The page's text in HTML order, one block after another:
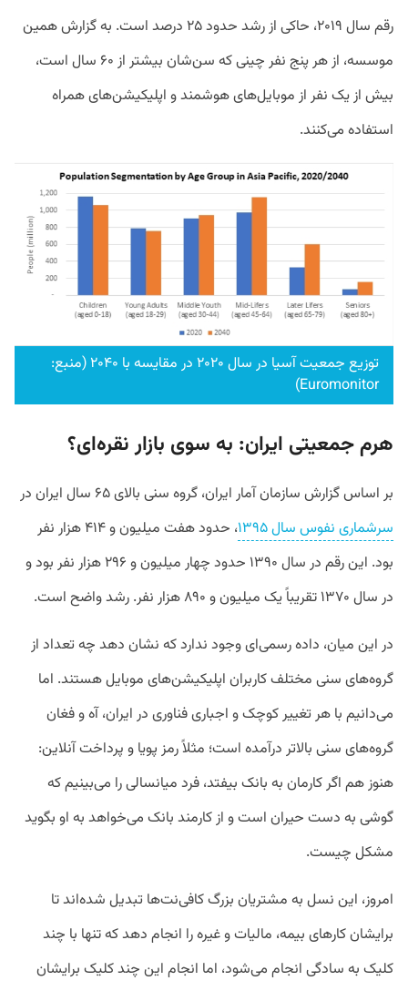
رقم سال ۲۰۱۹، حاکی از رشد حدود ۲۵ درصد است. به گزارش همین
موسسه، از هر پنج نفر چینی که سن‌شان بیشتر از ۶۰ سال است،
بیش از یک نفر از موبایل‌های هوشمند و اپلیکیشن‌های همراه
استفاده می‌کنند.
توزیع جمعیت آسیا در سال ۲۰۲۰ در مقایسه با ۲۰۴۰ (منبع:
Euromonitor)
هرم جمعیتی ایران: به سوی بازار نقره‌ای؟
بر اساس گزارش سازمان آمار ایران، گروه سنی بالای ۶۵ سال ایران در
سرشماری نفوس سال ۱۳۹۵
، حدود هفت میلیون و ۴۱۴ هزار نفر
بود. این رقم در سال ۱۳۹۰ حدود چهار میلیون و ۲۹۶ هزار نفر بود و
در سال ۱۳۷۰ تقریباً یک میلیون و ۸۹۰ هزار نفر. رشد واضح است.
در این میان، داده رسمی‌ای وجود ندارد که نشان دهد چه تعداد از
گروه‌های سنی مختلف کاربران اپلیکیشن‌های موبایل هستند. اما
می‌دانیم با هر تغییر کوچک و اجباری فناوری در ایران، آه و فغان
گروه‌های سنی بالاتر درآمده است؛ مثلاً رمز پویا و پرداخت آنلاین:
هنوز هم اگر کارمان به بانک بیفتد، فرد میانسالی را می‌بینیم که
گوشی‌ به‌ دست حیران است و از کارمند بانک می‌خواهد به او بگوید
مشکل چیست.
امروز، این نسل به مشتریان بزرگ کافی‌نت‌ها تبدیل شده‌اند تا
برایشان کارهای بیمه، مالیات و غیره را انجام دهد که تنها با چند
کلیک به‌ سادگی انجام می‌شود، اما انجام این چند کلیک برایشان